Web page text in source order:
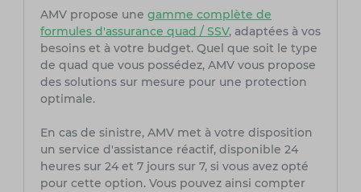
AMV propose une gamme complète de
formules d'assurance quad / SSV, adaptées à vos
besoins et à votre budget. Quel que soit le type
de quad que vous possédez, AMV vous propose
des solutions sur mesure pour une protection
optimale.
En cas de sinistre, AMV met à votre disposition
un service d'assistance réactif, disponible 24
heures sur 24 et 7 jours sur 7, si vous avez opté
pour cette option. Vous pouvez ainsi compter